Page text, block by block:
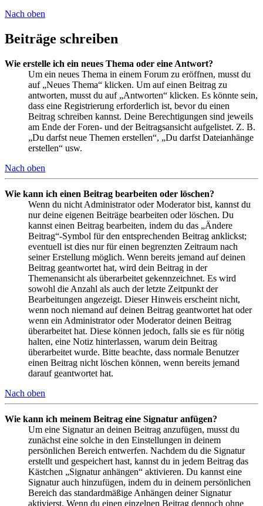
Nach oben
Beiträge schreiben
Wie erstelle ich ein neues Thema oder eine Antwort?
Um ein neues Thema in einem Forum zu eröffnen, musst du
auf „Neues Thema“ klicken. Um auf einen Beitrag zu
antworten, musst du auf „Antworten“ klicken. Es könnte sein,
dass eine Registrierung erforderlich ist, bevor du einen
Beitrag schreiben kannst. Deine Berechtigungen sind jeweils
am Ende der Foren- und der Beitragsansicht aufgelistet. Z. B.
„Du darfst neue Themen erstellen“, „Du darfst Dateianhänge
erstellen“ usw.
Nach oben
Wie kann ich einen Beitrag bearbeiten oder löschen?
Wenn du nicht Administrator oder Moderator bist, kannst du
nur deine eigenen Beiträge bearbeiten oder löschen. Du
kannst einen Beitrag bearbeiten, indem du das „Ändere
Beitrag“-Symbol für den entsprechenden Beitrag anklickst;
eventuell ist dies nur für einen begrenzten Zeitraum nach
seiner Erstellung möglich. Wenn bereits jemand auf deinen
Beitrag geantwortet hat, wird dein Beitrag in der
Themenansicht als überarbeitet gekennzeichnet. Es wird
sowohl die Anzahl als auch der letzte Zeitpunkt der
Bearbeitungen angezeigt. Dieser Hinweis erscheint nicht,
wenn noch niemand auf deinen Beitrag geantwortet hat oder
wenn ein Administrator oder Moderator deinen Beitrag
überarbeitet hat. Diese können jedoch, falls sie es für nötig
halten, eine Notiz hinterlassen, warum dein Beitrag
überarbeitet wurde. Bitte beachte, dass normale Benutzer
einen Beitrag nicht löschen können, wenn bereits jemand
darauf geantwortet hat.
Nach oben
Wie kann ich meinem Beitrag eine Signatur anfügen?
Um eine Signatur an deinen Beitrag anzufügen, musst du
zunächst eine solche in den Einstellungen in deinem
persönlichen Bereich entwerfen. Nachdem du die Signatur
erstellt und gespeichert hast, kannst du in jedem Beitrag das
Kästchen „Signatur anhängen“ aktivieren. Du kannst eine
Signatur auch hinzufügen, indem du in deinem persönlichen
Bereich das standardmäßige Anhängen deiner Signatur
aktivierst. Wenn du einen einzelnen Beitrag dennoch ohne